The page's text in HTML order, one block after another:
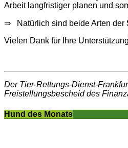
Arbeit langfristiger planen und
⇒ Natürlich sind beide Arten der
Vielen Dank für Ihre
Der Tier-Rettungs-Dienst-
Freistellungsbescheid des
Hund des Monats